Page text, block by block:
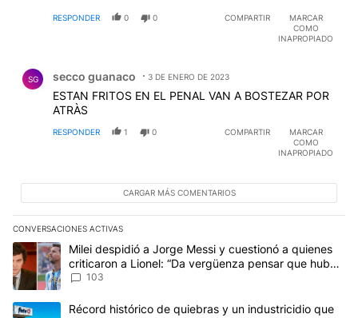
qué lado se lo mire...
RESPONDER 0 0 COMPARTIR
MARCAR
COMO
INAPROPIADO
SG secco guanaco 3 DE ENERO DE 2023
ESTAN FRITOS EN EL PENAL VAN A BOSTEZAR POR
ATRÀS
RESPONDER 1 0 COMPARTIR
MARCAR
COMO
INAPROPIADO
CARGAR MÁS COMENTARIOS
CONVERSACIONES ACTIVAS
Este listado muestra los artículos con más comentarios en los
Un artículo de tendencia con el título "Milei despidió a Jorge
Milei despidió a Jorge Messi y cuestionó a quienes
criticaron a Lionel: “Da vergüenza pensar que hubo
anti-Messi”
103
Un artículo de tendencia con el título "Récord histórico de
Récord histórico de quiebras y un industricidio que